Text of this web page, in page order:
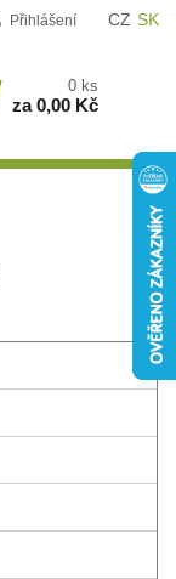
CZ SK
Přihlášení
0 ks
za0,00 Kč